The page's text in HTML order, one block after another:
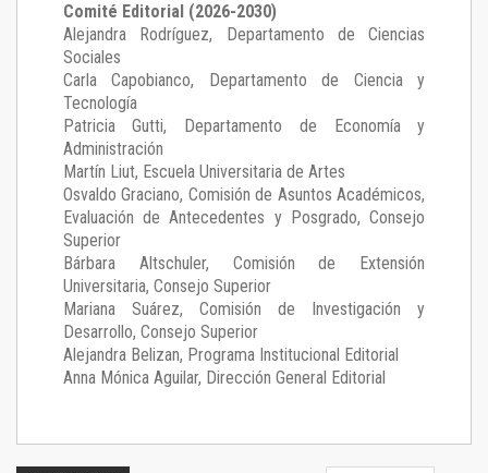
Comité Editorial (2026-2030)
Alejandra Rodríguez, Departamento de Ciencias
Sociales
Carla Capobianco, Departamento de Ciencia y
Tecnología
Patricia Gutti, Departamento de Economía y
Administración
Martín Liut, Escuela Universitaria de Artes
Osvaldo Graciano, Comisión de Asuntos Académicos,
Evaluación de Antecedentes y Posgrado, Consejo
Superior
Bárbara Altschuler, Comisión de Extensión
Universitaria, Consejo Superior
Mariana Suárez, Comisión de Investigación y
Desarrollo, Consejo Superior
Alejandra Belizan, Programa Institucional Editorial
Anna Mónica Aguilar, Dirección General Editorial